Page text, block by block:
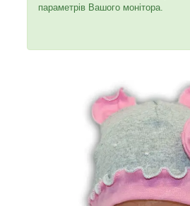
параметрів Вашого монітора.